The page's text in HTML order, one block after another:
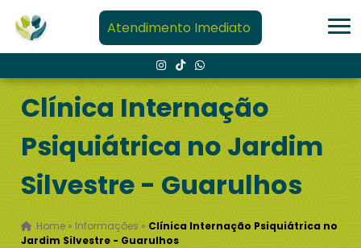
Atendimento Imediato
Clínica Internação
Psiquiátrica no Jardim
Silvestre - Guarulhos
Home » Informações » Clínica Internação Psiquiátrica no
Jardim Silvestre - Guarulhos